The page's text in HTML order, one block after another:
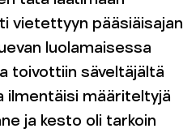
vietettyyn pääsiäisajan
luolamaisessa
toivottiin säveltäjältä
ilmentäisi määriteltyjä
ja kesto oli tarkoin